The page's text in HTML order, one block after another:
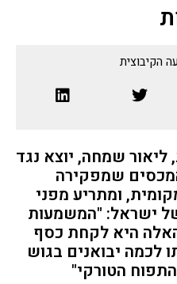
הקיבוצית
ליאור שמחה, יוצא נגד
שמפקירה
ומתריע מפני
של ישראל: "המשמעות
היא לקחת כסף
לכמה יבואנים בגוש
הטורקי"